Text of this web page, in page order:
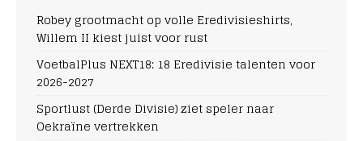
Robey grootmacht op volle Eredivisieshirts,
Willem II kiest juist voor rust
VoetbalPlus NEXT18: 18 Eredivisie talenten voor
2026-2027
Sportlust (Derde Divisie) ziet speler naar
Oekraïne vertrekken